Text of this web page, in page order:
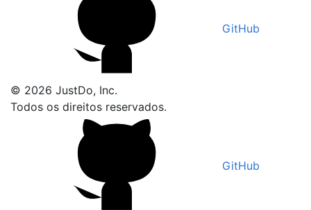
GitHub
© 2026 JustDo, Inc.
Todos os direitos reservados.
GitHub